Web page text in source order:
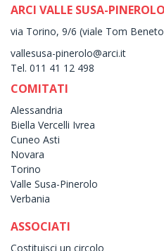
ARCI VALLE SUSA-PINEROLO
via Torino, 9/6 (viale Tom
vallesusa-pinerolo@arci.it
Tel. 011 41 12 498
COMITATI
Alessandria
Biella Vercelli Ivrea
Cuneo Asti
Novara
Torino
Valle Susa-Pinerolo
Verbania
ASSOCIATI
Costituisci un circolo